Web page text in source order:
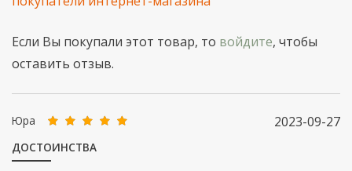
Если Вы покупали этот товар, то войдите, чтобы
оставить отзыв.
2023-09-27
Юра
ДОСТОИНСТВА